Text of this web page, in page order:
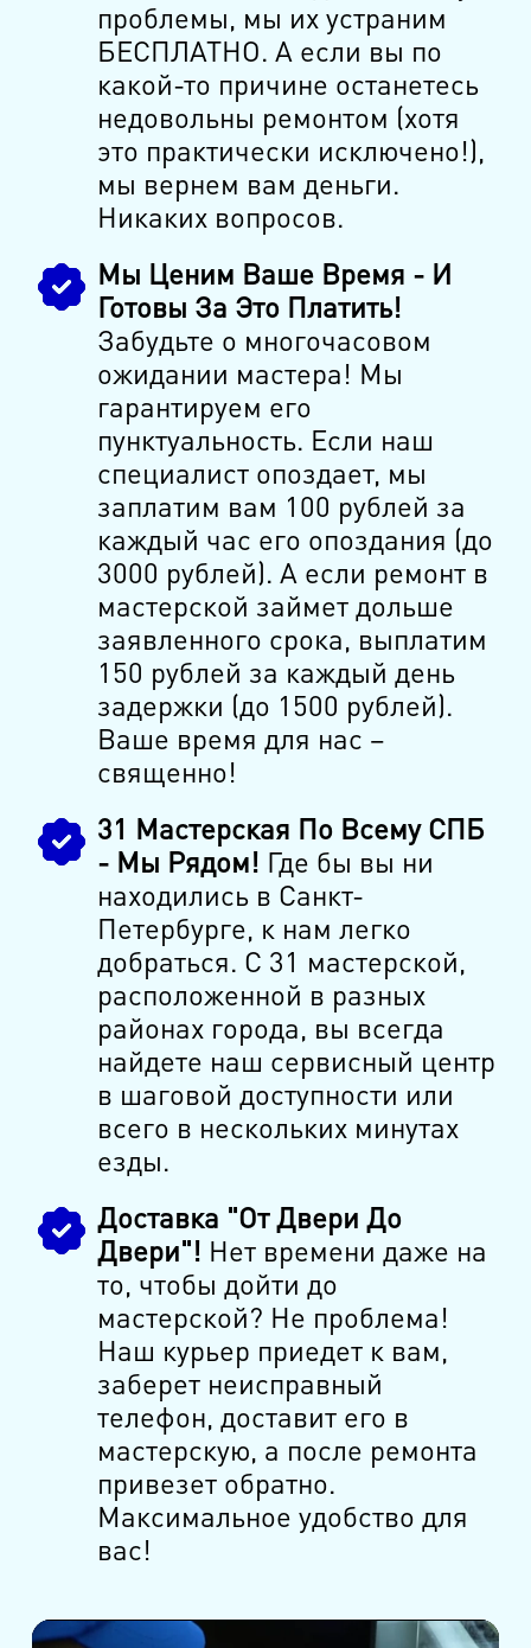
проблемы, мы их устраним
БЕСПЛАТНО. А если вы по
какой-то причине останетесь
недовольны ремонтом (хотя
это практически исключено!),
мы вернем вам деньги.
Никаких вопросов.
Мы Ценим Ваше Время - И
Готовы За Это Платить!
Забудьте о многочасовом
ожидании мастера! Мы
гарантируем его
пунктуальность. Если наш
специалист опоздает, мы
заплатим вам 100 рублей за
каждый час его опоздания (до
3000 рублей). А если ремонт в
мастерской займет дольше
заявленного срока, выплатим
150 рублей за каждый день
задержки (до 1500 рублей).
Ваше время для нас –
священно!
31 Мастерская По Всему СПБ
- Мы Рядом! Где бы вы ни
находились в Санкт-
Петербурге, к нам легко
добраться. С 31 мастерской,
расположенной в разных
районах города, вы всегда
найдете наш сервисный центр
в шаговой доступности или
всего в нескольких минутах
езды.
Доставка "От Двери До
Двери"! Нет времени даже на
то, чтобы дойти до
мастерской? Не проблема!
Наш курьер приедет к вам,
заберет неисправный
телефон, доставит его в
мастерскую, а после ремонта
привезет обратно.
Максимальное удобство для
вас!